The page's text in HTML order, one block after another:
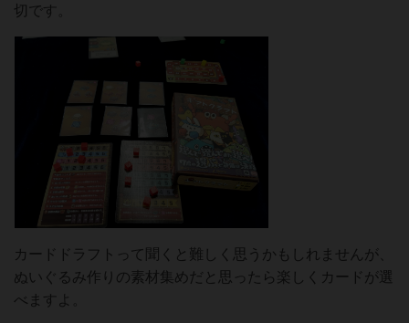
切です。
カードドラフトって聞くと難しく思うかもしれませんが、
ぬいぐるみ作りの素材集めだと思ったら楽しくカードが選
べますよ。